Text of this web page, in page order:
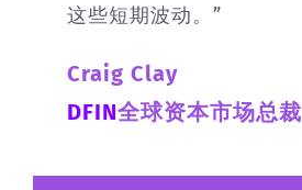
这些短期波动。”
Craig Clay
DFIN全球资本市场总裁